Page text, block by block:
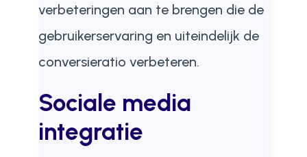
verbeteringen aan te brengen die de
gebruikerservaring en uiteindelijk de
conversieratio verbeteren.
Sociale media
integratie